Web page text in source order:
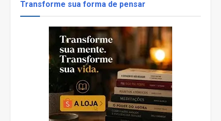
Transforme sua forma de pensar